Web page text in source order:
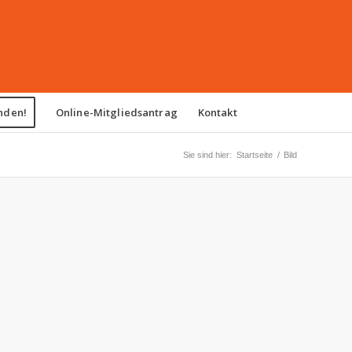
Online-Mitgliedsantrag Kontakt
Sie sind hier: Startseite / Bild